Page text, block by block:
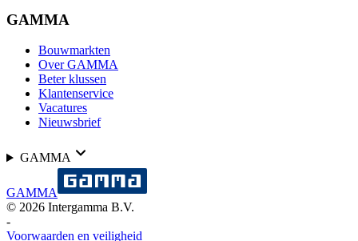
GAMMA
Bouwmarkten
Over GAMMA
Beter klussen
Klantenservice
Vacatures
Nieuwsbrief
GAMMA
GAMMA
© 2026 Intergamma B.V.
-
Voorwaarden en veiligheid